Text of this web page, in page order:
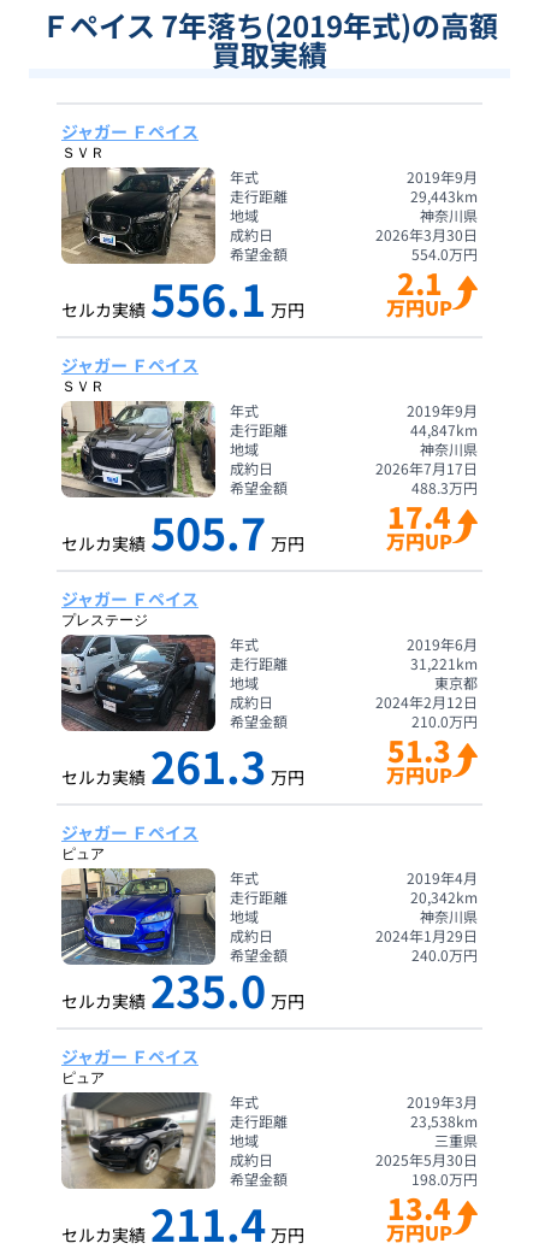
Ｆペイス 7年落ち(2019年式)の高額
買取実績
ジャガー Ｆペイス
ＳＶＲ
年式
2019年9月
走行距離
29,443km
地域
神奈川県
成約日
2026年3月30日
希望金額
554.0万円
セルカ実績 556.1 万円
2.1
万円UP
ジャガー Ｆペイス
ＳＶＲ
年式
2019年9月
走行距離
44,847km
地域
神奈川県
成約日
2026年7月17日
希望金額
488.3万円
セルカ実績 505.7 万円
17.4
万円UP
ジャガー Ｆペイス
プレステージ
年式
2019年6月
走行距離
31,221 km
地域
東京都
成約日
2024年2月12日
希望金額
210.0万円
セルカ実績 261.3 万円
51.3
万円UP
ジャガー Ｆペイス
ピュア
年式
2019年4月
走行距離
20,342km
地域
神奈川県
成約日
2024年1月29日
希望金額
240.0万円
セルカ実績 235.0 万円
ジャガー Ｆペイス
ピュア
年式
2019年3月
走行距離
23,538km
地域
三重県
成約日
2025年5月30日
希望金額
198.0万円
セルカ実績 211.4 万円
13.4
万円UP